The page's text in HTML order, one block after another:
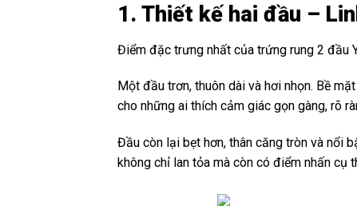
1. Thiết kế hai đầu –
Điểm đặc trưng nhất của trứng rung 2 đầu
Một đầu trơn, thuôn dài và hơi nhọn. Bề
cho những ai thích cảm giác gọn gàng, rõ
Đầu còn lại bẹt hơn, thân căng tròn và nổi
không chỉ lan tỏa mà còn có điểm nhấn cụ